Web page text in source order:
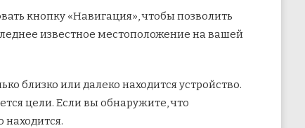
кнопку «Навигация», чтобы позволить
известное местоположение на вашей
близко или далеко находится устройство.
цели. Если вы обнаружите, что
находится.